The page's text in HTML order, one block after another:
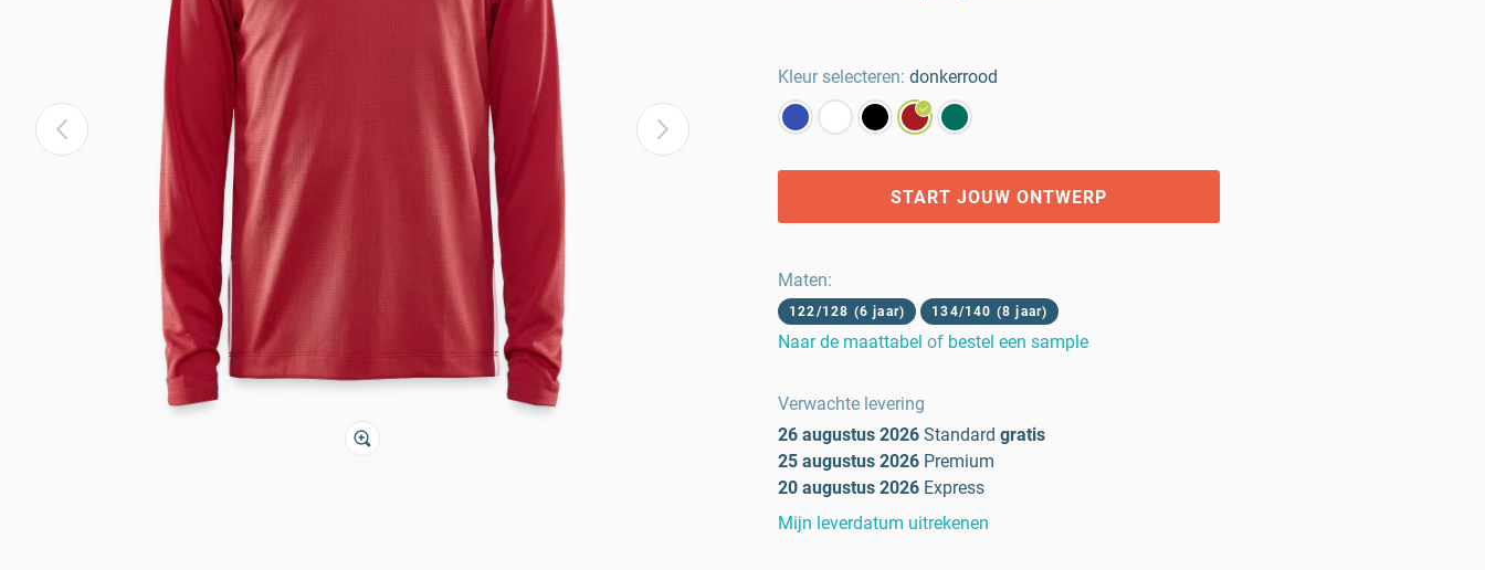
Kleur selecteren: donkerrood
START JOUW ONTWERP
Maten:
122/128 (6 jaar) 134/140 (8 jaar)
Naar de maattabel of bestel een sample
Verwachte levering
26 augustus 2026 Standard gratis
25 augustus 2026 Premium
20 augustus 2026 Express
Mijn leverdatum uitrekenen